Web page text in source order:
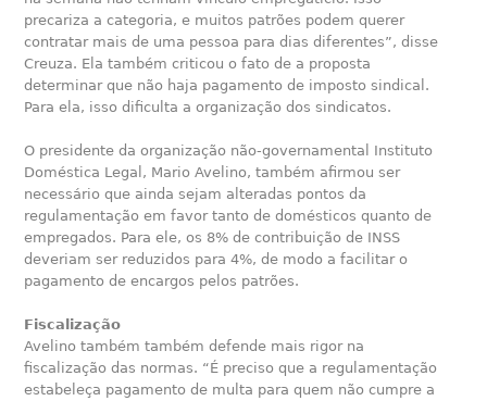
precariza a categoria, e muitos patrões podem querer
contratar mais de uma pessoa para dias diferentes”, disse
Creuza. Ela também criticou o fato de a proposta
determinar que não haja pagamento de imposto sindical.
Para ela, isso dificulta a organização dos sindicatos.
O presidente da organização não-governamental Instituto
Doméstica Legal, Mario Avelino, também afirmou ser
necessário que ainda sejam alteradas pontos da
regulamentação em favor tanto de domésticos quanto de
empregados. Para ele, os 8% de contribuição de INSS
deveriam ser reduzidos para 4%, de modo a facilitar o
pagamento de encargos pelos patrões.
Fiscalização
Avelino também também defende mais rigor na
fiscalização das normas. “É preciso que a regulamentação
estabeleça pagamento de multa para quem não cumpre a